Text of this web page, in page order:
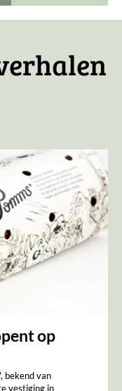
op
bekend van
vestiging in